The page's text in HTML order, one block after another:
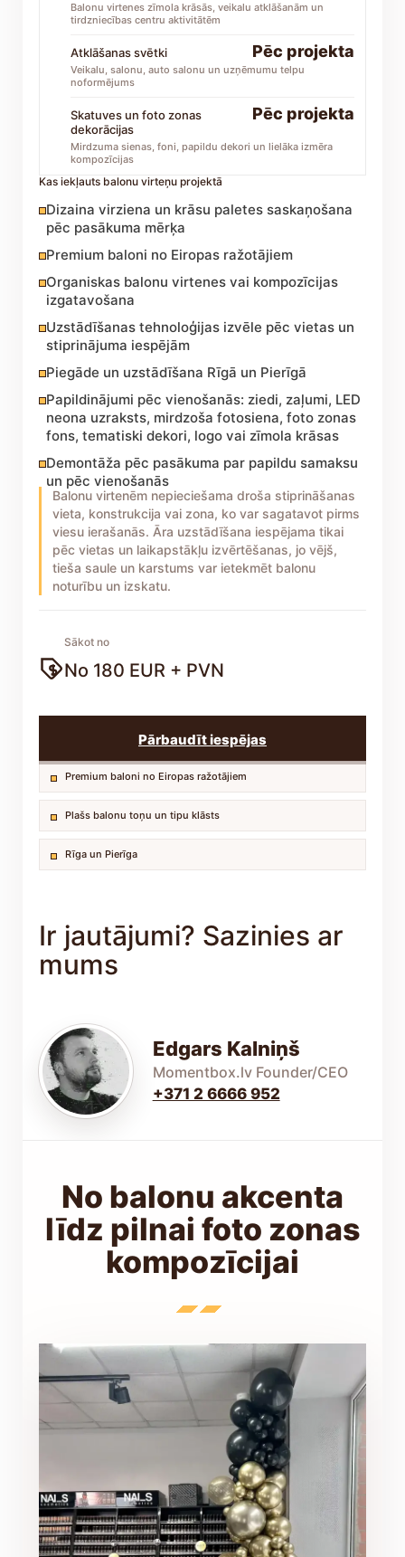
Balonu virtenes zīmola krāsās, veikalu atklāšanām un
tirdzniecības centru aktivitātēm
Atklāšanas svētki Pēc projekta
Veikalu, salonu, auto salonu un uzņēmumu telpu
noformējums
Skatuves un foto zonas
dekorācijas
Pēc projekta
Mirdzuma sienas, foni, papildu dekori un lielāka izmēra
kompozīcijas
Kas iekļauts balonu virteņu projektā
Dizaina virziena un krāsu paletes saskaņošana
pēc pasākuma mērķa
Premium baloni no Eiropas ražotājiem
Organiskas balonu virtenes vai kompozīcijas
izgatavošana
Uzstādīšanas tehnoloģijas izvēle pēc vietas un
stiprinājuma iespējām
Piegāde un uzstādīšana Rīgā un Pierīgā
Papildinājumi pēc vienošanās: ziedi, zaļumi, LED
neona uzraksts, mirdzoša fotosiena, foto zonas
fons, tematiski dekori, logo vai zīmola krāsas
Demontāža pēc pasākuma par papildu samaksu
un pēc vienošanās
Balonu virtenēm nepieciešama droša stiprināšanas
vieta, konstrukcija vai zona, ko var sagatavot pirms
viesu ierašanās. Āra uzstādīšana iespējama tikai
pēc vietas un laikapstākļu izvērtēšanas, jo vējš,
tieša saule un karstums var ietekmēt balonu
noturību un izskatu.
Sākot no
No 180 EUR + PVN
Pārbaudīt iespējas
Premium baloni no Eiropas ražotājiem
Plašs balonu toņu un tipu klāsts
Rīga un Pierīga
Ir jautājumi? Sazinies ar
mums
Edgars Kalniņš
Momentbox.lv Founder/CEO
+371 2 6666 952
No balonu akcenta
līdz pilnai foto zonas
kompozīcijai